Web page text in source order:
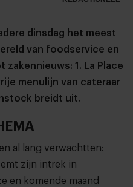
dinsdag het meest
van foodservice en
1. La Place
menulijn van cateraar
breidt uit.
al lang verwachtten:
zijn intrek in
en komende maand